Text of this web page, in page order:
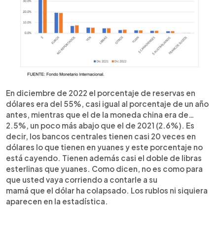
En diciembre de 2022 el porcentaje de reservas en
dólares era del 55%, casi igual al porcentaje de un año
antes, mientras que el de la moneda china era de…
2.5%, un poco más abajo que el de 2021 (2.6%). Es
decir, los bancos centrales tienen casi 20 veces en
dólares lo que tienen en yuanes y este porcentaje no
está cayendo. Tienen además casi el doble de libras
esterlinas que yuanes. Como dicen, no es como para
que usted vaya corriendo a contarle a su
mamá que el dólar ha colapsado. Los rublos ni siquiera
aparecen en la estadística.